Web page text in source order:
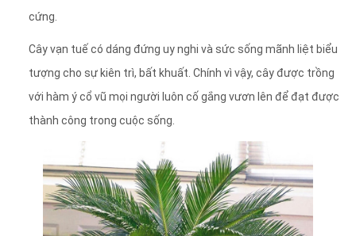
cứng.
Cây vạn tuế có dáng đứng uy nghi và sức sống mãnh liệt biểu
tượng cho sự kiên trì, bất khuất. Chính vì vậy, cây được trồng
với hàm ý cổ vũ mọi người luôn cố gắng vươn lên để đạt được
thành công trong cuộc sống.